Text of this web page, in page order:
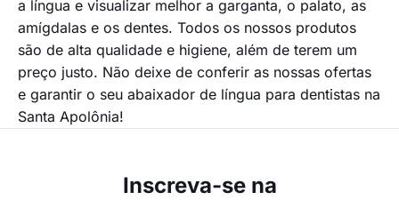
a língua e visualizar melhor a garganta, o palato, as
amígdalas e os dentes. Todos os nossos produtos
são de alta qualidade e higiene, além de terem um
preço justo. Não deixe de conferir as nossas ofertas
e garantir o seu abaixador de língua para dentistas na
Santa Apolônia!
Inscreva-se na